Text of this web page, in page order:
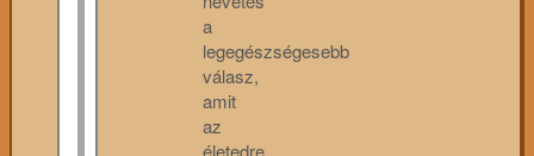
a
legegészségesebb
válasz,
amit
az
életedre